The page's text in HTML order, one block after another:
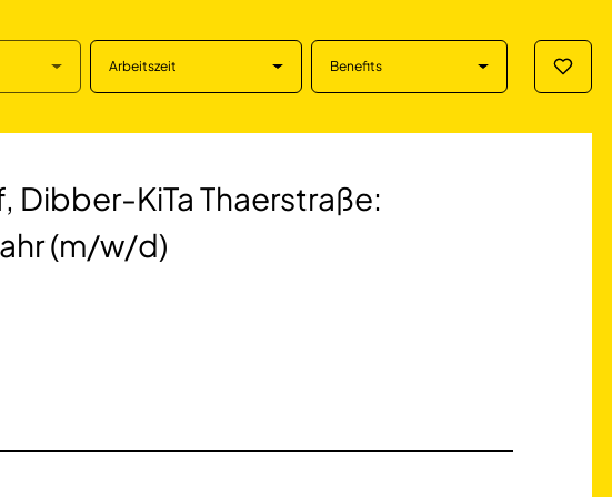
Arbeitszeit Benefits
Thaerstraße:
KiTa Thaerstraße:
(m/w/d)